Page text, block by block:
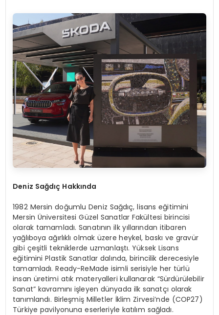
Deniz Sağdıç Hakkında
1982 Mersin doğumlu Deniz Sağdıç, lisans eğitimini
Mersin Üniversitesi Güzel Sanatlar Fakültesi birincisi
olarak tamamladı. Sanatının ilk yıllarından itibaren
yağlıboya ağırlıklı olmak üzere heykel, baskı ve gravür
gibi çeşitli tekniklerde uzmanlaştı. Yüksek Lisans
eğitimini Plastik Sanatlar dalında, birincilik derecesiyle
tamamladı. Ready-ReMade isimli serisiyle her türlü
insan üretimi atık materyalleri kullanarak “Sürdürülebilir
Sanat” kavramını işleyen dünyada ilk sanatçı olarak
tanımlandı. Birleşmiş Milletler İklim Zirvesi’nde (COP27)
Türkiye pavilyonuna eserleriyle katılım sağladı.